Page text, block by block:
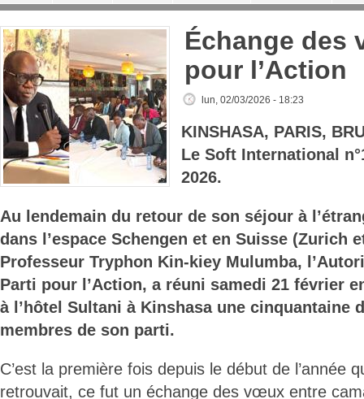
ACCUEIL
Échange des
pour l’Action
lun, 02/03/2026 - 18:23
KINSHASA, PARIS,
Le Soft International
2026.
Au lendemain du retour de son séjour à
dans l’espace Schengen et en Suisse (Zurich
Professeur Tryphon Kin-kiey Mulumba,
Parti pour l’Action, a réuni samedi 21 février
à l’hôtel Sultani à Kinshasa une cinquantaine
membres de son parti.
C’est la première fois depuis le début de l’année
retrouvait, ce fut un échange des vœux entre